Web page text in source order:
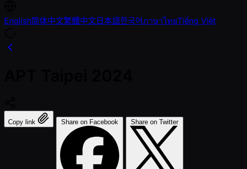
English简体中文繁體中文日本語한국어ภาษาไทยTiếng Việt
Copy link Share on Facebook Share on Twitter